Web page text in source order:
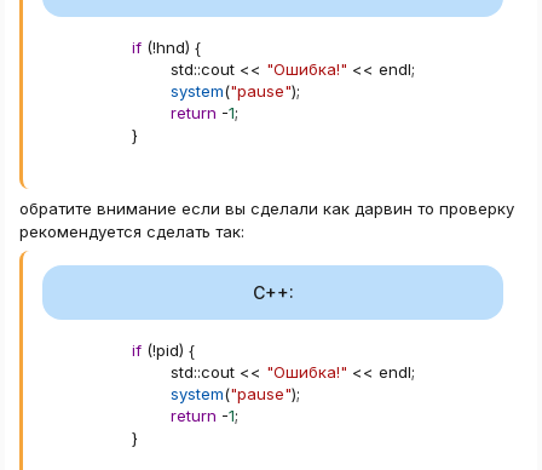
if (!hnd) {
        std
::cout << "Ошибка!" << endl;
system("pause");
return -1;
}
обратите внимание если вы сделали как дарвин то проверку
рекомендуется сделать так:
C++:
if (!pid) {
        std
::cout << "Ошибка!" << endl;
system("pause");
return -1;
}